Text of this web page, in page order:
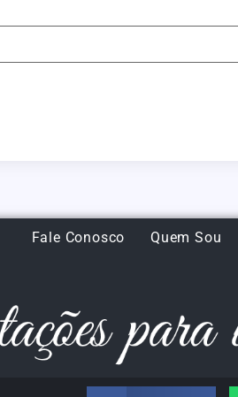
Fale Conosco Quem Sou